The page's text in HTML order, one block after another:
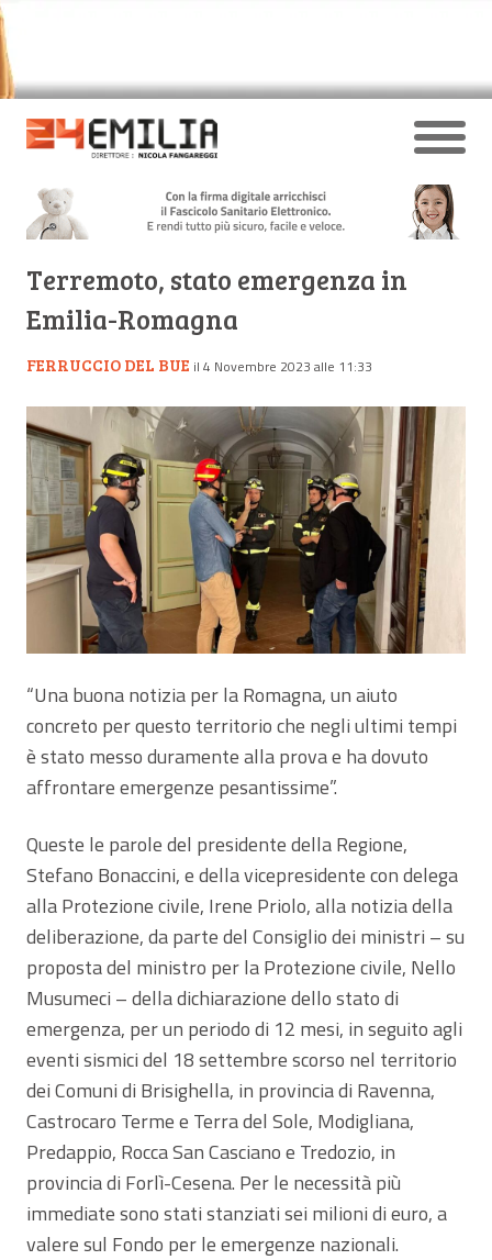
Terremoto, stato emergenza in
Emilia-Romagna
FERRUCCIO DEL BUE il 4 Novembre 2023 alle 11:33
“Una buona notizia per la Romagna, un aiuto
concreto per questo territorio che negli ultimi tempi
è stato messo duramente alla prova e ha dovuto
affrontare emergenze pesantissime”.
Queste le parole del presidente della Regione,
Stefano Bonaccini, e della vicepresidente con delega
alla Protezione civile, Irene Priolo, alla notizia della
deliberazione, da parte del Consiglio dei ministri – su
proposta del ministro per la Protezione civile, Nello
Musumeci – della dichiarazione dello stato di
emergenza, per un periodo di 12 mesi, in seguito agli
eventi sismici del 18 settembre scorso nel territorio
dei Comuni di Brisighella, in provincia di Ravenna,
Castrocaro Terme e Terra del Sole, Modigliana,
Predappio, Rocca San Casciano e Tredozio, in
provincia di Forlì-Cesena. Per le necessità più
immediate sono stati stanziati sei milioni di euro, a
valere sul Fondo per le emergenze nazionali.